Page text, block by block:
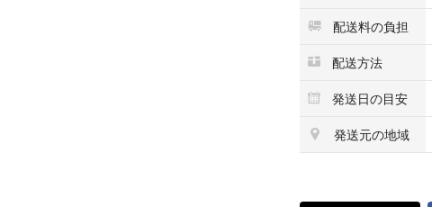
配送料の負担
配送方法
発送日の目安
発送元の地域